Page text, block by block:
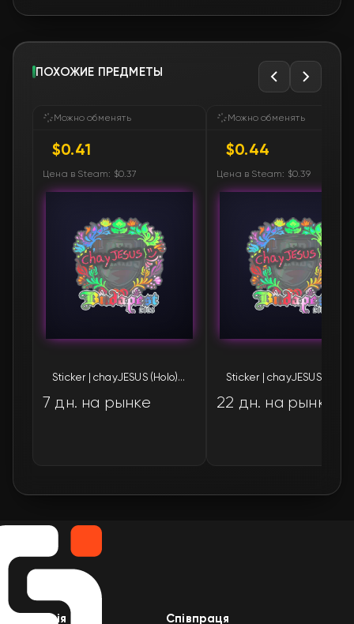
ПОХОЖИЕ ПРЕДМЕТЫ
Можно обменять
$0.41
Цена в Steam: $0.37
Sticker | chayJESUS (Holo) | Budapest 2025
7 дн. на рынке
Можно обменять
$0.44
Цена в Steam: $0.39
22 дн. на рынке
Компанія Cпівпраця